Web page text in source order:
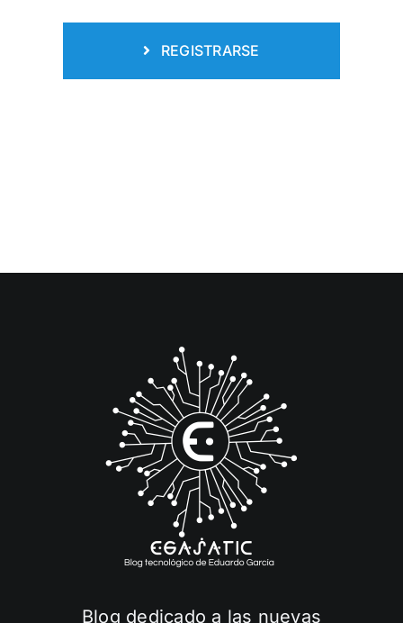
REGISTRARSE
Blog dedicado a las nuevas